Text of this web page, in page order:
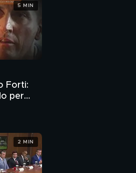
Forti:
per
5 MIN
2 MIN